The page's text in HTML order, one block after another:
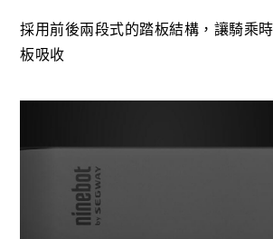
採用前後兩段式的踏板結構，讓騎乘
板吸收